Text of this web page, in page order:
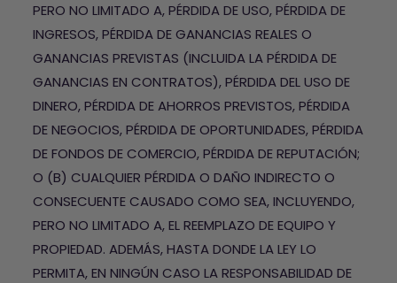
PERO NO LIMITADO A, PÉRDIDA DE USO, PÉRDIDA DE
INGRESOS, PÉRDIDA DE GANANCIAS REALES O
GANANCIAS PREVISTAS (INCLUIDA LA PÉRDIDA DE
GANANCIAS EN CONTRATOS), PÉRDIDA DEL USO DE
DINERO, PÉRDIDA DE AHORROS PREVISTOS, PÉRDIDA
DE NEGOCIOS, PÉRDIDA DE OPORTUNIDADES, PÉRDIDA
DE FONDOS DE COMERCIO, PÉRDIDA DE REPUTACIÓN;
O (B) CUALQUIER PÉRDIDA O DAÑO INDIRECTO O
CONSECUENTE CAUSADO COMO SEA, INCLUYENDO,
PERO NO LIMITADO A, EL REEMPLAZO DE EQUIPO Y
PROPIEDAD. ADEMÁS, HASTA DONDE LA LEY LO
PERMITA, EN NINGÚN CASO LA RESPONSABILIDAD DE